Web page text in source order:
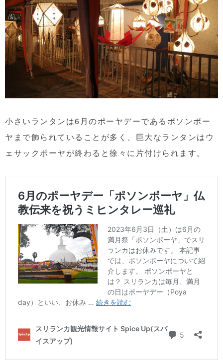
小さいランタンは6月のポーヤデーであるポソンポー
ヤまで飾られていることが多く、巨大なランタンはウ
ェサックポーヤが終わると徐々に片付けられます。